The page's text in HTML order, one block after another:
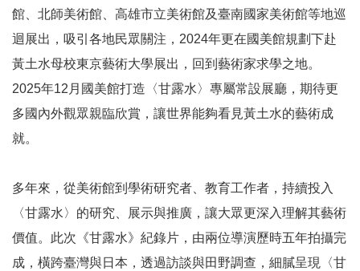
別
等
兒
童
n
g
館、北師美術館、高雄市立美術館及臺南國家美術館等地巡
迴展出，吸引各地民眾關注，2024年更在國美館規劃下赴
黃土水母校東京藝術大學展出，回到藝術家求學之地。
2025年12月國美館打造〈甘露水〉專屬常設展廳，期待更
多國內外觀眾親臨欣賞，讓世界能夠看見黃土水的藝術成
就。
多年來，從美術館到學術研究者、教育工作者，持續投入
〈甘露水〉的研究、展示與推廣，讓大眾更深入理解其藝術
價值。此次《甘露水》紀錄片，由兩位導演歷時五年拍攝完
成，橫跨臺灣與日本，透過訪談與田野調查，細膩呈現〈甘